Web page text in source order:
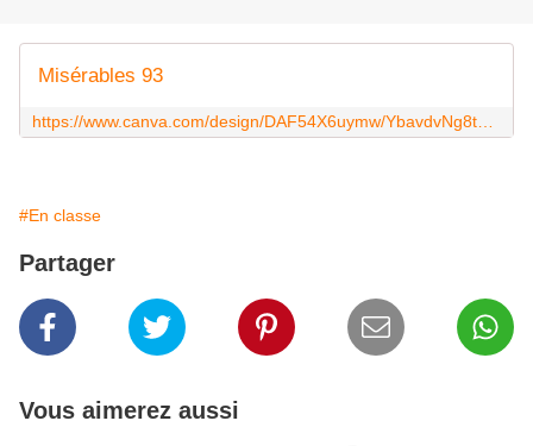
Misérables 93
#En classe
Partager
Vous aimerez aussi